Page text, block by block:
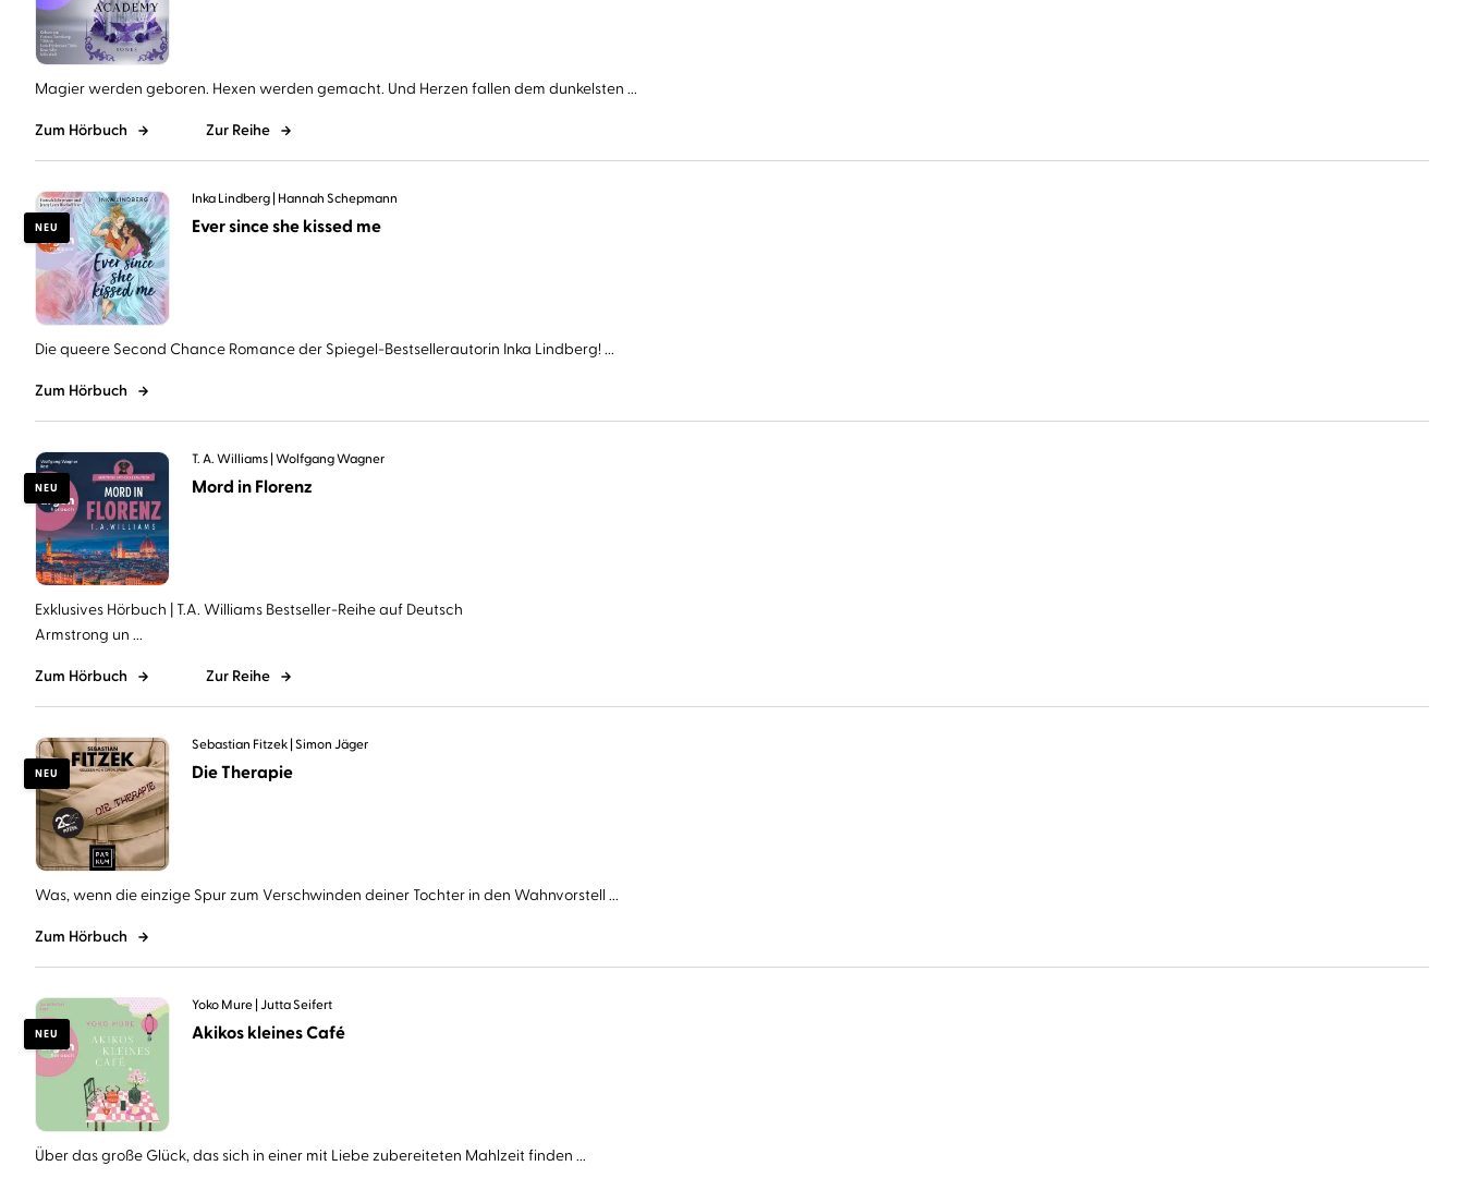
Magier werden geboren. Hexen werden gemacht. Und Herzen fallen dem dunkelsten ...
Zum Hörbuch Zur Reihe
NEU
Inka Lindberg Hannah Schepmann
Ever since she kissed me
Die queere Second Chance Romance der Spiegel-Bestsellerautorin Inka Lindberg! ...
Zum Hörbuch
NEU
T. A. Williams Wolfgang Wagner
Mord in Florenz
Exklusives Hörbuch | T.A. Williams Bestseller-Reihe auf Deutsch
Armstrong un ...
Zum Hörbuch Zur Reihe
NEU
Sebastian Fitzek Simon Jäger
Die Therapie
Was, wenn die einzige Spur zum Verschwinden deiner Tochter in den Wahnvorstell ...
Zum Hörbuch
NEU
Yoko Mure Jutta Seifert
Akikos kleines Café
Über das große Glück, das sich in einer mit Liebe zubereiteten Mahlzeit finden ...